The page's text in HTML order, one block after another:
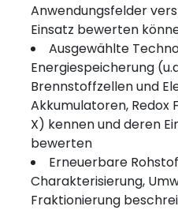
Anwendungsfelder
Einsatz bewerten
Ausgewählte
Energiespeicherung
Brennstoffzellen und
Akkumulatoren, Redox
X) kennen und deren
bewerten
Erneuerbare
Charakterisierung,
Fraktionierung